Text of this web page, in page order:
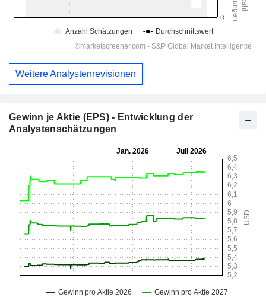
Weitere Analystenrevisionen
Gewinn je Aktie (EPS) - Entwicklung der
Analystenschätzungen